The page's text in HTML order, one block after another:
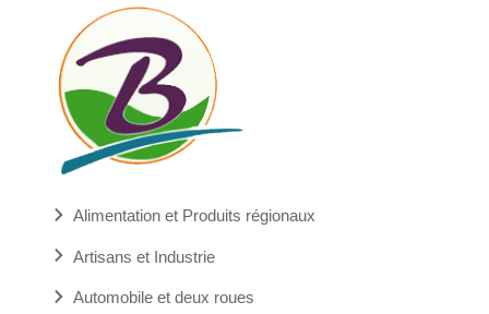
Alimentation et Produits régionaux
Artisans et Industrie
Automobile et deux roues